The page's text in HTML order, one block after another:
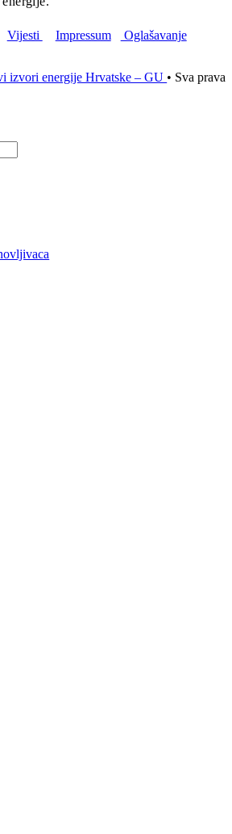
Vijesti Impressum
Oglašavanje
izvori energije Hrvatske – GU • Sva prava